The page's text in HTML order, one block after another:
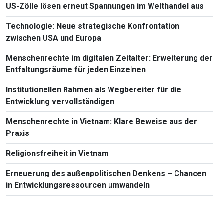
US-Zölle lösen erneut Spannungen im Welthandel aus
Technologie: Neue strategische Konfrontation
zwischen USA und Europa
Menschenrechte im digitalen Zeitalter: Erweiterung der
Entfaltungsräume für jeden Einzelnen
Institutionellen Rahmen als Wegbereiter für die
Entwicklung vervollständigen
Menschenrechte in Vietnam: Klare Beweise aus der
Praxis
Religionsfreiheit in Vietnam
Erneuerung des außenpolitischen Denkens – Chancen
in Entwicklungsressourcen umwandeln